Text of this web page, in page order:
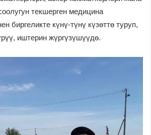
текшерген медицина
биргеликте күнү-түнү күзөттө туруп,
иштерин жүргүзүшүүдө.